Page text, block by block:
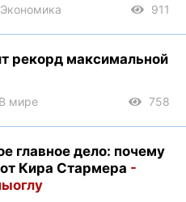
911
рекорд максимальной
мире 758
главное дело: почему
Кира Стармера -